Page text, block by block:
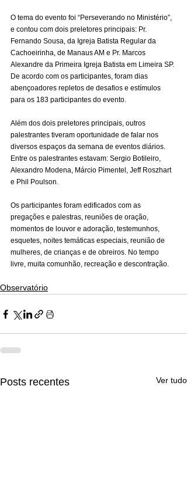
O tema do evento foi “Perseverando no Ministério”,
e contou com dois preletores principais: Pr.
Fernando Sousa, da Igreja Batista Regular da
Cachoeirinha, de Manaus AM e Pr. Marcos
Alexandre da Primeira Igreja Batista em Limeira SP.
De acordo com os participantes, foram dias
abençoadores repletos de desafios e estímulos
para os 183 participantes do evento.
Além dos dois preletores principais, outros
palestrantes tiveram oportunidade de falar nos
diversos espaços da semana de eventos diários.
Entre os palestrantes estavam: Sergio Botileiro,
Alexandro Modena, Márcio Pimentel, Jeff Roszhart
e Phil Poulson.
Os participantes foram edificados com as
pregações e palestras, reuniões de oração,
momentos de louvor e adoração, testemunhos,
esquetes, noites temáticas especiais, reunião de
mulheres, de crianças e de obreiros. No tempo
livre, muita comunhão, recreação e descontração.
Observatório
Posts recentes Ver tudo